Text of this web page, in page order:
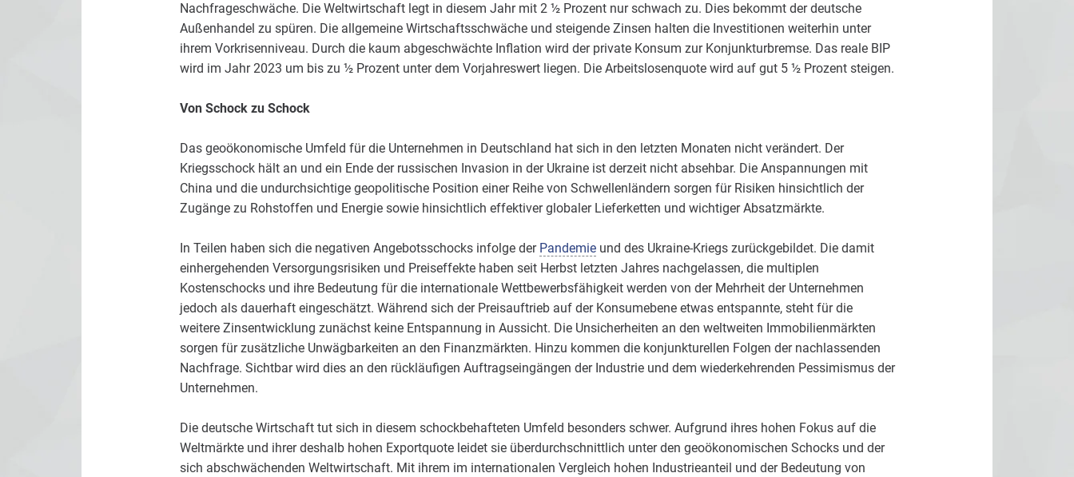
Nachfrageschwäche. Die Weltwirtschaft legt in diesem Jahr mit 2 ½ Prozent nur schwach zu. Dies bekommt der deutsche
Außenhandel zu spüren. Die allgemeine Wirtschaftsschwäche und steigende Zinsen halten die Investitionen weiterhin unter
ihrem Vorkrisenniveau. Durch die kaum abgeschwächte Inflation wird der private Konsum zur Konjunkturbremse. Das reale BIP
wird im Jahr 2023 um bis zu ½ Prozent unter dem Vorjahreswert liegen. Die Arbeitslosenquote wird auf gut 5 ½ Prozent steigen.
Von Schock zu Schock
Das geoökonomische Umfeld für die Unternehmen in Deutschland hat sich in den letzten Monaten nicht verändert. Der
Kriegsschock hält an und ein Ende der russischen Invasion in der Ukraine ist derzeit nicht absehbar. Die Anspannungen mit
China und die undurchsichtige geopolitische Position einer Reihe von Schwellenländern sorgen für Risiken hinsichtlich der
Zugänge zu Rohstoffen und Energie sowie hinsichtlich effektiver globaler Lieferketten und wichtiger Absatzmärkte.
In Teilen haben sich die negativen Angebotsschocks infolge der Pandemieund des Ukraine-Kriegs zurückgebildet. Die damit
einhergehenden Versorgungsrisiken und Preiseffekte haben seit Herbst letzten Jahres nachgelassen, die multiplen
Kostenschocks und ihre Bedeutung für die internationale Wettbewerbsfähigkeit werden von der Mehrheit der Unternehmen
jedoch als dauerhaft eingeschätzt. Während sich der Preisauftrieb auf der Konsumebene etwas entspannte, steht für die
weitere Zinsentwicklung zunächst keine Entspannung in Aussicht. Die Unsicherheiten an den weltweiten Immobilienmärkten
sorgen für zusätzliche Unwägbarkeiten an den Finanzmärkten. Hinzu kommen die konjunkturellen Folgen der nachlassenden
Nachfrage. Sichtbar wird dies an den rückläufigen Auftragseingängen der Industrie und dem wiederkehrenden Pessimismus der
Unternehmen.
Die deutsche Wirtschaft tut sich in diesem schockbehafteten Umfeld besonders schwer. Aufgrund ihres hohen Fokus auf die
Weltmärkte und ihrer deshalb hohen Exportquote leidet sie überdurchschnittlich unter den geoökonomischen Schocks und der
sich abschwächenden Weltwirtschaft. Mit ihrem im internationalen Vergleich hohen Industrieanteil und der Bedeutung von